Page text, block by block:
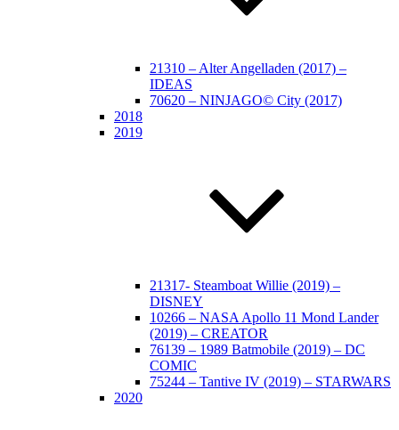
21310 – Alter Angelladen (2017) –
IDEAS
70620 – NINJAGO© City (2017)
2018
2019
21317- Steamboat Willie (2019) –
DISNEY
10266 – NASA Apollo 11 Mond Lander
(2019) – CREATOR
76139 – 1989 Batmobile (2019) – DC
COMIC
75244 – Tantive IV (2019) – STARWARS
2020